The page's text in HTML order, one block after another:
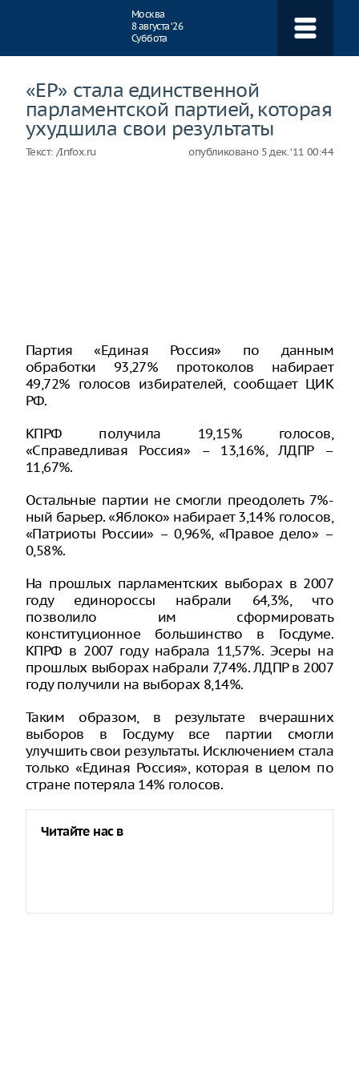
Москва
8 августа ‘26
Суббота
«ЕР» стала единственной
парламентской партией, которая
ухудшила свои результаты
Текст: /Infox.ru опубликовано 5 дек. ‘11 00:44
Партия «Единая Россия» по данным
обработки 93,27% протоколов набирает
49,72% голосов избирателей, сообщает ЦИК
РФ.
КПРФ получила 19,15% голосов,
«Справедливая Россия» – 13,16%, ЛДПР –
11,67%.
Остальные партии не смогли преодолеть 7%-
ный барьер. «Яблоко» набирает 3,14% голосов,
«Патриоты России» – 0,96%, «Правое дело» –
0,58%.
На прошлых парламентских выборах в 2007
году единороссы набрали 64,3%, что
позволило им сформировать
конституционное большинство в Госдуме.
КПРФ в 2007 году набрала 11,57%. Эсеры на
прошлых выборах набрали 7,74%. ЛДПР в 2007
году получили на выборах 8,14%.
Таким образом, в результате вчерашних
выборов в Госдуму все партии смогли
улучшить свои результаты. Исключением стала
только «Единая Россия», которая в целом по
стране потеряла 14% голосов.
Читайте нас в